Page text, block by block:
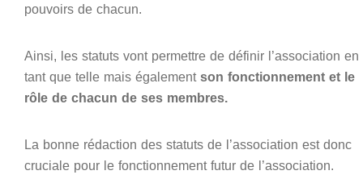
pouvoirs de chacun.
Ainsi, les statuts vont permettre de définir l’association en
tant que telle mais également son fonctionnement et le
rôle de chacun de ses membres.
La bonne rédaction des statuts de l’association est donc
cruciale pour le fonctionnement futur de l’association.